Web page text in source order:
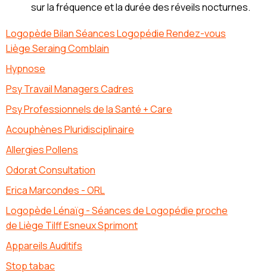
sur la fréquence et la durée des réveils nocturnes.
Logopède Bilan Séances Logopédie Rendez-vous
Liège Seraing Comblain
Hypnose
Psy Travail Managers Cadres
Psy Professionnels de la Santé + Care
Acouphènes Pluridisciplinaire
Allergies Pollens
Odorat Consultation
Erica Marcondes - ORL
Logopède Lénaïg - Séances de Logopédie proche
de Liège Tilff Esneux Sprimont
Appareils Auditifs
Stop tabac